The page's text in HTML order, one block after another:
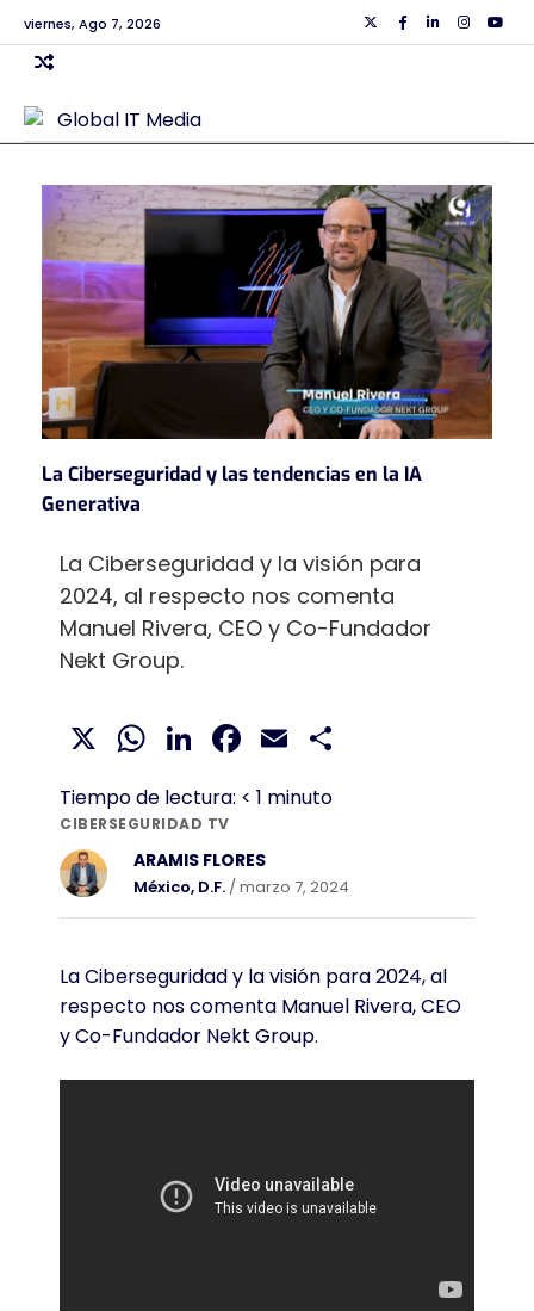
Skip
to
content
viernes, Ago 7, 2026 TwiiterFacebook
Linkedin
La Ciberseguridad y las tendencias en la IA
Generativa
X WhatsApp
LinkedIn
Facebook
Email
Tiempo de lectura: < 1 minuto
CIBERSEGURIDAD TV
La Ciberseguridad y la visión para
2024, al respecto nos comenta
Manuel Rivera, CEO y Co-Fundador
Nekt Group.
ARAMIS FLORES
México, D.F. / marzo 7, 2024
La Ciberseguridad y la visión para 2024, al
respecto nos comenta Manuel Rivera, CEO
y Co-Fundador Nekt Group.